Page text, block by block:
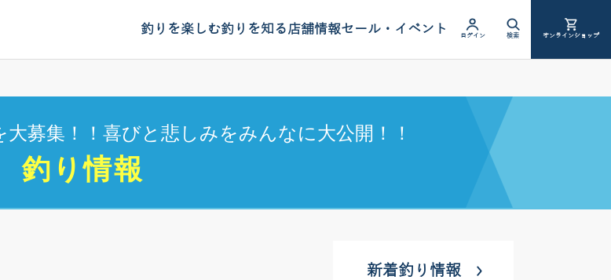
釣りを楽しむ釣りを知る店舗情報セール・イベント ログイン 検索 オンラインショップ
募集！！喜びと悲しみをみんなに大公開！！
釣り情報
新着釣り情報